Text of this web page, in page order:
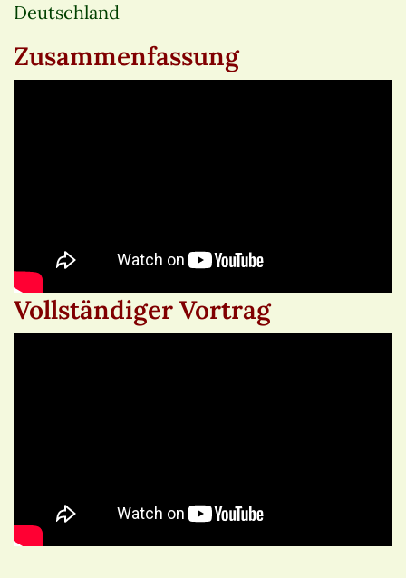
Deutschland
Zusammenfassung
Vollständiger Vortrag